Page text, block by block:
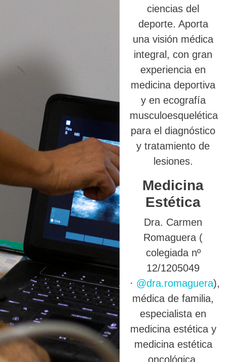
ciencias del
deporte. Aporta
una visión médica
integral, con gran
experiencia en
medicina deportiva
y en ecografía
musculoesquelética
para el diagnóstico
y tratamiento de
lesiones.
Medicina
Estética
Dra. Carmen
Romaguera (
colegiada nº
12/1205049
· @dra.romaguera),
médica de familia,
especialista en
medicina estética y
medicina estética
oncológica.